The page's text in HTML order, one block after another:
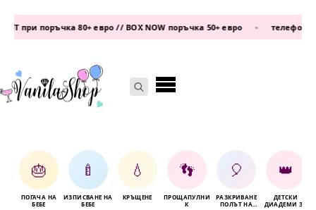
80+ евро // BOX NOW поръчка 50+ евро • телефон:0877 339
🎂
ПОГАЧА НА
БЕБЕ
🍼
ИЗПИСВАНЕ НА
БЕБЕ
💧
КРЪЩЕНЕ
👣
ПРОЩАПУЛНИ
К
🎈
РАЗКРИВАНЕ
ПОЛЪТ НА
👑
ДЕТСКИ
ДИАДЕМИ ЗА